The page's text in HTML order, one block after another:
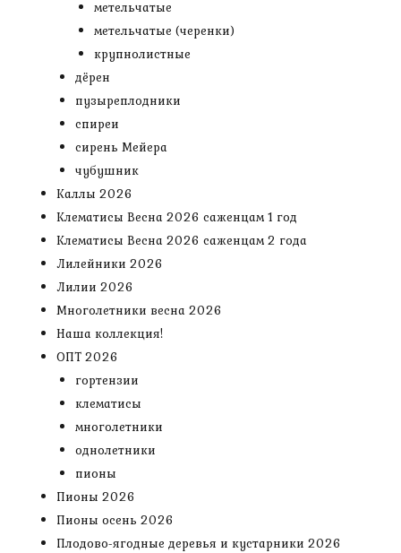
метельчатые
метельчатые (черенки)
крупнолистные
дёрен
пузыреплодники
спиреи
сирень Мейера
чубушник
Каллы 2026
Клематисы Весна 2026 саженцам 1 год
Клематисы Весна 2026 саженцам 2 года
Лилейники 2026
Лилии 2026
Многолетники весна 2026
Наша коллекция!
ОПТ 2026
гортензии
клематисы
многолетники
однолетники
пионы
Пионы 2026
Пионы осень 2026
Плодово-ягодные деревья и кустарники 2026